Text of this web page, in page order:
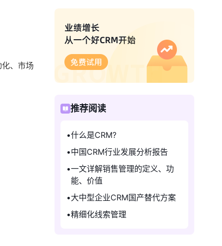
、市场
推荐阅读
什么是CRM?
中国CRM行业发展分析报告
一文详解销售管理的定义、功
能、价值
大中型企业CRM国产替代方案
精细化线索管理